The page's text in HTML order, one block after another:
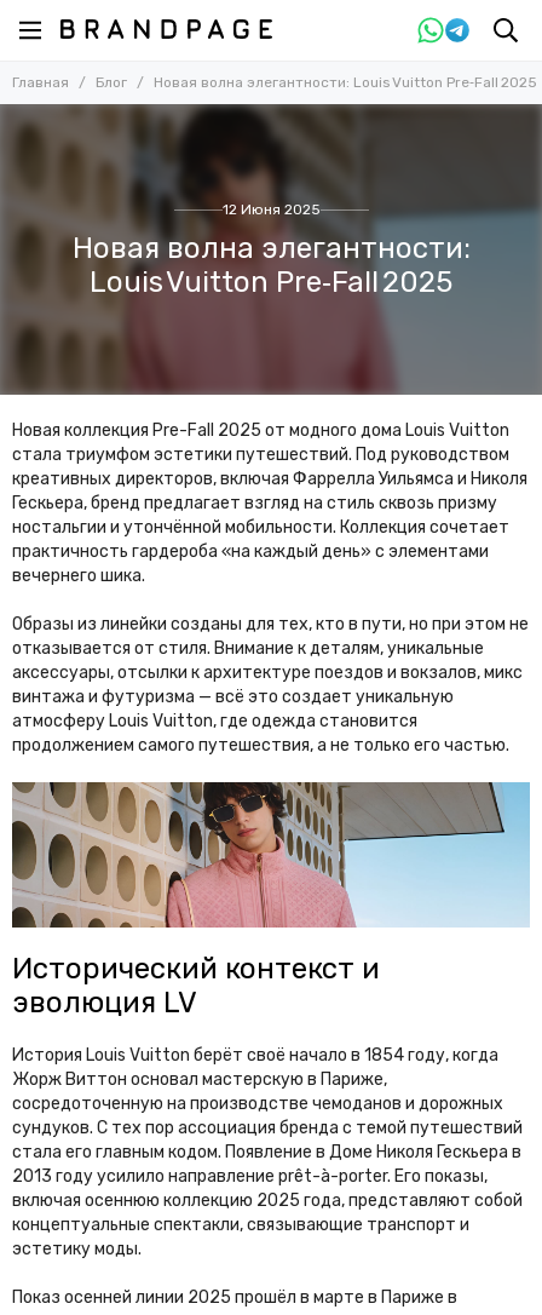
Главная Блог Новая волна элегантности: Louis Vuitton Pre‑Fall 2025
12 Июня 2025
Новая волна элегантности:
Louis Vuitton Pre‑Fall 2025
Новая коллекция Pre-Fall 2025 от модного дома Louis Vuitton
стала триумфом эстетики путешествий. Под руководством
креативных директоров, включая Фаррелла Уильямса и Николя
Гескьера, бренд предлагает взгляд на стиль сквозь призму
ностальгии и утончённой мобильности. Коллекция сочетает
практичность гардероба «на каждый день» с элементами
вечернего шика.
Образы из линейки созданы для тех, кто в пути, но при этом не
отказывается от стиля. Внимание к деталям, уникальные
аксессуары, отсылки к архитектуре поездов и вокзалов, микс
винтажа и футуризма — всё это создает уникальную
атмосферу Louis Vuitton, где одежда становится
продолжением самого путешествия, а не только его частью.
Исторический контекст и
эволюция LV
История Louis Vuitton берёт своё начало в 1854 году, когда
Жорж Виттон основал мастерскую в Париже,
сосредоточенную на производстве чемоданов и дорожных
сундуков. С тех пор ассоциация бренда с темой путешествий
стала его главным кодом. Появление в Доме Николя Гескьера в
2013 году усилило направление prêt-à-porter. Его показы,
включая осеннюю коллекцию 2025 года, представляют собой
концептуальные спектакли, связывающие транспорт и
эстетику моды.
Показ осенней линии 2025 прошёл в марте в Париже в